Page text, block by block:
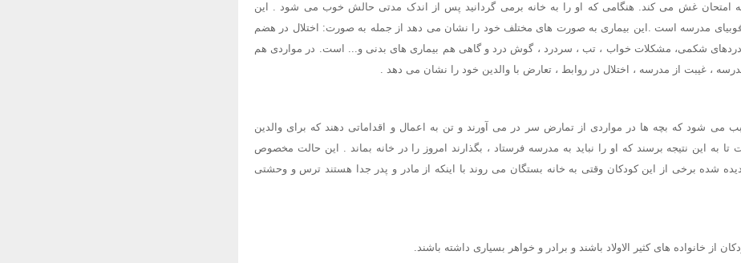
امتحان غش می کند. هنگامی که او را به خانه برمی گردانید پس از اندک مدتی حالش خوب می شود . این
مدرسه است .این بیماری به صورت های مختلف خود را نشان می دهد از جمله به صورت: اختلال در هضم
دردهای شکمی، مشکلات خواب ، تب ، سردرد ، گوش درد و گاهی هم بیماری های بدنی و... است. در مواردی هم
، غیبت از مدرسه ، اختلال در روابط ، تعارض با والدین خود را نشان می دهد .
شود که بچه ها در مواردی از تمارض سر در می آورند و تن به اعمال و اقداماتی دهند که برای والدین
این نتیجه برسند که او را نباید به مدرسه فرستاد ، بگذارند امروز را در خانه بماند . این حالت مخصوص
شده برخی از این کودکان وقتی به خانه بستگان می روند با اینکه از مادر و پدر جدا هستند ترس و وحشتی
از خانواده های کثیر الاولاد باشند و برادر و خواهر بسیاری داشته باشند.